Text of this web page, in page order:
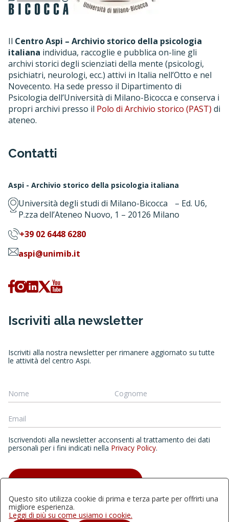
Il Centro Aspi – Archivio storico della psicologia
italiana individua, raccoglie e pubblica on-line gli
archivi storici degli scienziati della mente (psicologi,
psichiatri, neurologi, ecc.) attivi in Italia nell’Otto e nel
Novecento. Ha sede presso il Dipartimento di
Psicologia dell’Università di Milano-Bicocca e conserva i
propri archivi presso il Polo di Archivio storico (PAST) di
ateneo.
Contatti
Aspi - Archivio storico della psicologia italiana
Università degli studi di Milano-Bicocca – Ed. U6,
P.zza dell’Ateneo Nuovo, 1 – 20126 Milano
+39 02 6448 6280
aspi@unimib.it
Iscriviti alla newsletter
Iscriviti alla nostra newsletter per rimanere aggiornato su tutte
le attività del centro Aspi.
Iscrivendoti alla newsletter acconsenti al trattamento dei dati
personali per i fini indicati nella Privacy Policy.
ISCRIVITI ALLA NEWSLETTER
Questo sito utilizza cookie di prima e terza parte per offrirti una
migliore esperienza.
Leggi di più su come usiamo i cookie.